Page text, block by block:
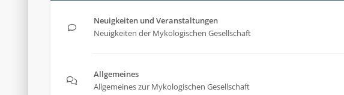
Neuigkeiten und Veranstaltungen
Neuigkeiten der Mykologischen Gesellschaft
Allgemeines
Allgemeines zur Mykologischen Gesellschaft